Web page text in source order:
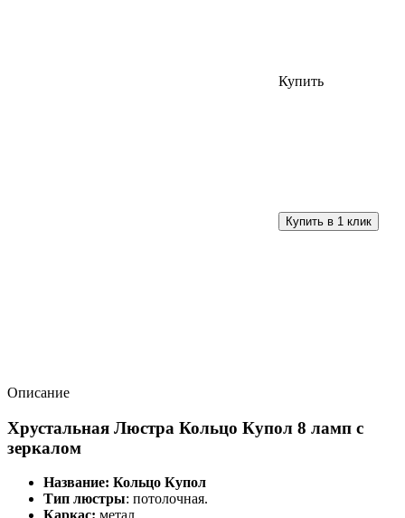
Купить
Описание
Хрустальная Люстра Кольцо Купол 8 ламп с
зеркалом
Название: Кольцо Купол
Тип люстры: потолочная.